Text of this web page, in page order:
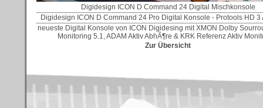
Digidesign ICON D Command 24 Digital Mischkonsole
Digidesign ICON D Command 24 Pro Digital Konsole - Protools HD 3
neueste Digital Konsole von ICON Digidesing mit XMON Dolby
Monitoring 5.1, ADAM Aktiv AbhÃ¶re & KRK Referenz Aktiv
Zur Übersicht